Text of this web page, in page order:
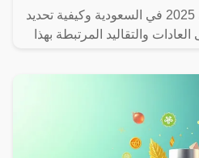
اكتشف متى يبدأ رمضان 2025 في السعودية وكيفية تحديد
والتقاليد المرتبطة بهذا